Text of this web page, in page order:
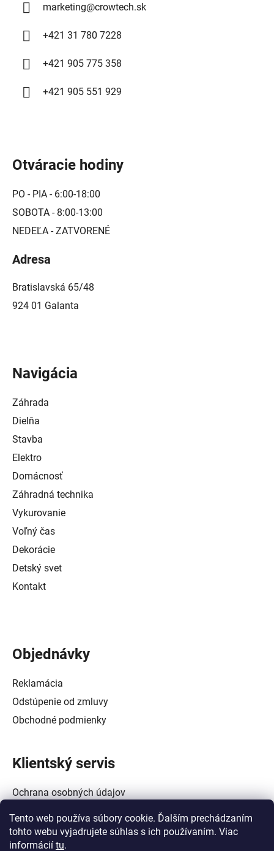
Tento web používa súbory cookie. Ďalším prechádzaním
tohto webu vyjadrujete súhlas s ich používaním. Viac
informácií tu.
marketing@crowtech.sk
+421 31 780 7228
+421 905 775 358
+421 905 551 929
Otváracie hodiny
PO - PIA - 6:00-18:00
SOBOTA - 8:00-13:00
NEDEĽA - ZATVORENÉ
Adresa
Bratislavská 65/48
924 01 Galanta
Navigácia
Záhrada
Dielňa
Stavba
Elektro
Domácnosť
Záhradná technika
Vykurovanie
Voľný čas
Dekorácie
Detský svet
Kontakt
Objednávky
Reklamácia
Odstúpenie od zmluvy
Obchodné podmienky
Klientský servis
Ochrana osobných údajov
Alternatívne riešenie spotrebiteľských sporov
Zásady používania súborov cookie (EÚ)